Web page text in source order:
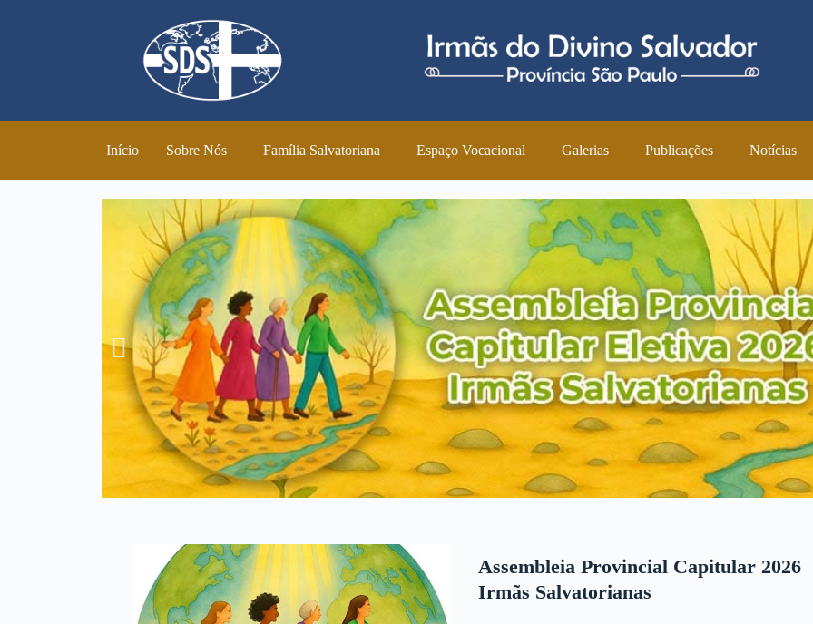
Início Sobre Nós Família Salvatoriana Espaço Vocacional Galerias Publicações Notícias
Assembleia Provincial Capitular 2026
Irmãs Salvatorianas